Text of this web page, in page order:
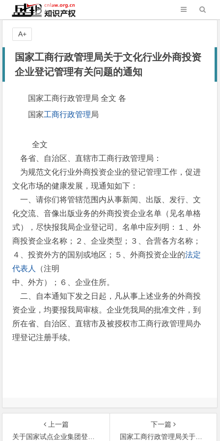
国家工商行政管理局关于文化行业外商投资
企业登记管理有关问题的通知
国家工商行政管理局 全文 各
国家工商行政管理局
全文
各省、自治区、直辖市工商行政管理局：
为规范文化行业外商投资企业的登记管理工作，促进
文化市场的健康发展，现通知如下：
一、请你们将管辖范围内从事新闻、出版、发行、文
化交流、音像出版业务的外商投资企业名单（见名单格
式），尽快报我局企业登记司。名单中应列明：１、外
商投资企业名称；２、企业类型；３、合营各方名称；
４、投资外方的国别或地区；５、外商投资企业的法定
代表人
（注明
中、外方）；６、企业住所。
二、自本通知下发之日起，凡从事上述业务的外商投
资企业，均要报我局审核。企业凭我局的批准文件，到
所在省、自治区、直辖市及被授权市工商行政管理局办
理登记注册手续。
A+
上一篇
关于国家试点企业集团登记管理实施办法（试行）
下一篇
国家工商行政管理局关于私营企业登记管理工作中有关问题的通知